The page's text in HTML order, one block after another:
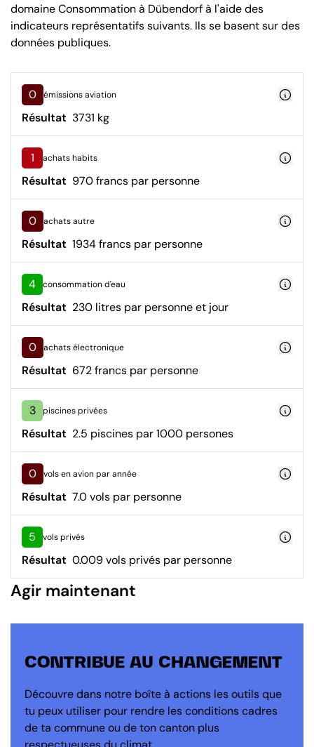
domaine Consommation à Dübendorf à l'aide des
indicateurs représentatifs suivants. Ils se basent sur des
données publiques.
0 émissions aviation
Résultat 3731 kg
1 achats habits
Résultat 970 francs par personne
0 achats autre
Résultat 1934 francs par personne
4 consommation d'eau
Résultat 230 litres par personne et jour
0 achats électronique
Résultat 672 francs par personne
3 piscines privées
Résultat 2.5 piscines par 1000 persones
0 vols en avion par année
Résultat 7.0 vols par personne
5 vols privés
Résultat 0.009 vols privés par personne
Agir maintenant
CONTRIBUE AU CHANGEMENT
Découvre dans notre boîte à actions les outils que
tu peux utiliser pour rendre les conditions cadres
de ta commune ou de ton canton plus